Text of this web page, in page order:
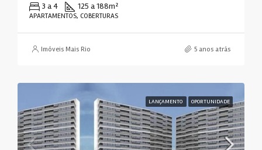
3 a 4 125 a 188m²
APARTAMENTOS, COBERTURAS
Imóveis Mais Rio 5 anos atrás
LANÇAMENTO OPORTUNIDADE